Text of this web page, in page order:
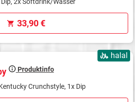
2x Softdrink/Wasser
33,90 €
halal
Produktinfo
Crunchstyle, 1x Dip